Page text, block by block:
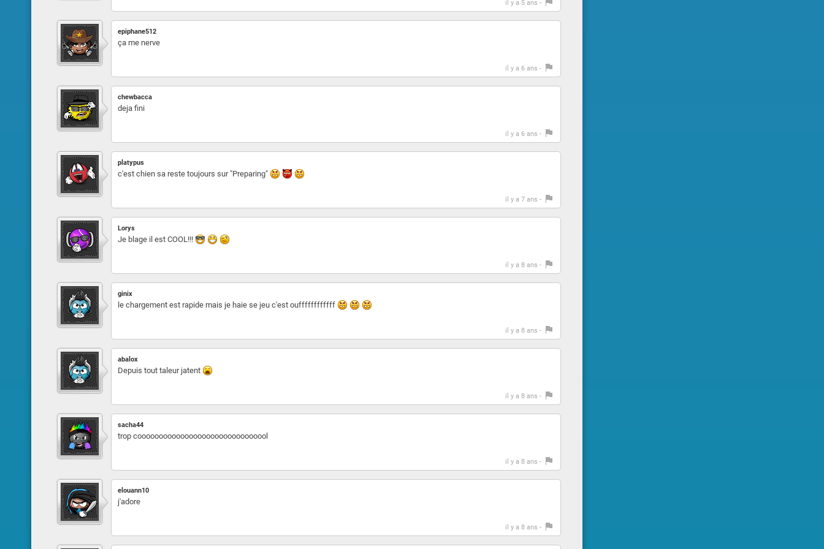
il y a 5 ans -
epiphane512
ça me nerve
il y a 6 ans -
chewbacca
deja fini
il y a 6 ans -
platypus
c'est chien sa reste toujours sur "Preparing"
il y a 7 ans -
Lorys
Je blage il est COOL!!!
il y a 8 ans -
ginix
le chargement est rapide mais je haie se jeu c'est ouffffffffffff
il y a 8 ans -
abalox
Depuis tout taleur jatent
il y a 8 ans -
sacha44
trop cooooooooooooooooooooooooooooool
il y a 8 ans -
elouann10
j'adore
il y a 8 ans -